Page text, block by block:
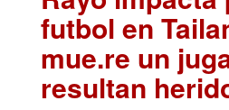
futbol en
mue.re un
resultan